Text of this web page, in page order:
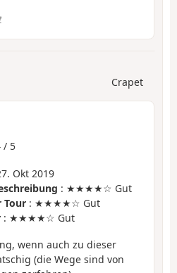
Crapet
/ 5
Okt 2019
: ★★★★☆ Gut
Tour : ★★★★☆ Gut
: ★★★★☆ Gut
wenn auch zu dieser
(die Wege sind von